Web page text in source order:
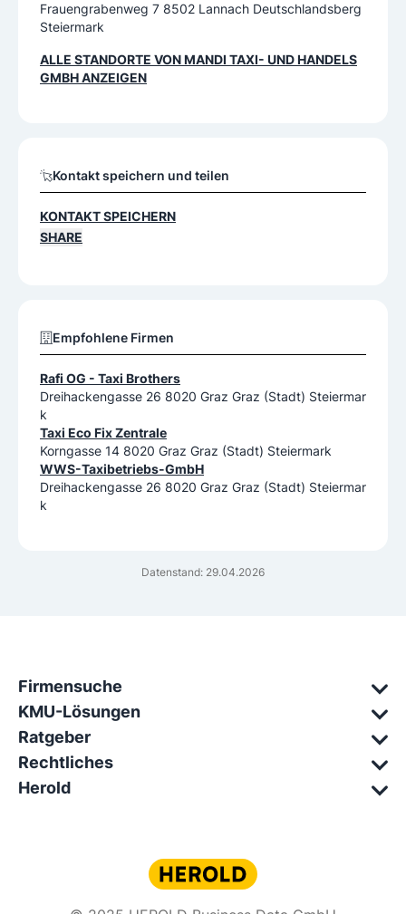
Datenstand: 29.04.2026
Frauengrabenweg 7 8502 Lannach Deutschlandsberg
Steiermark
ALLE STANDORTE VONMANDI TAXI- UND HANDELS
GMBHANZEIGEN
Kontakt speichern und teilen
KONTAKT SPEICHERN
SHARE
Empfohlene Firmen
Rafi OG - Taxi Brothers
Dreihackengasse 26 8020 Graz Graz (Stadt) Steiermar
k
Taxi Eco Fix Zentrale
Korngasse 14 8020 Graz Graz (Stadt) Steiermark
WWS-Taxibetriebs-GmbH
Dreihackengasse 26 8020 Graz Graz (Stadt) Steiermar
k
Firmensuche
KMU-Lösungen
Ratgeber
Rechtliches
Herold